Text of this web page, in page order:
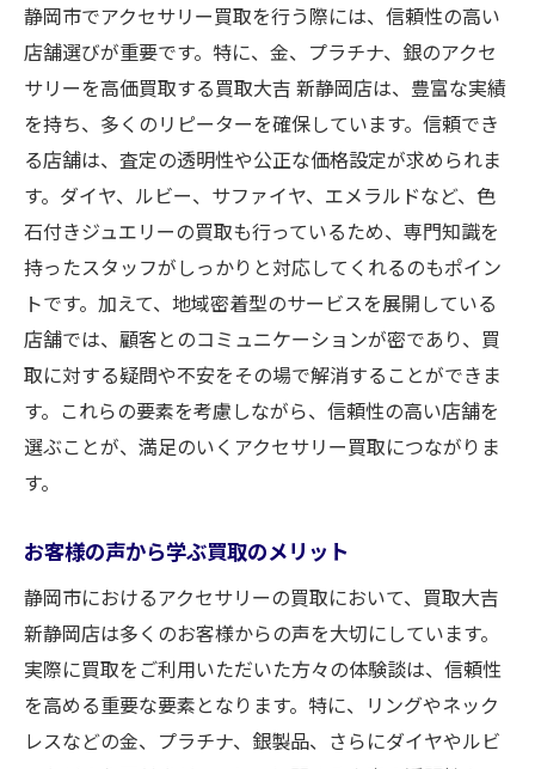
新しいジュエリー購入の資金にする方法
思い出の品を活かす新しいスタイル
プロの査定を受けることで得られる安心
アクセサリーを売るタイミングの見極め
買取大吉新静岡店でのアクセサリー査定プロセ
スを詳解
初めての方でも安心の査定手順
迅速かつ丁寧な査定サービスの流れ
査定の透明性を保つための取り組み
買取成立までのステップを分かりやすく
お客様の不安を解消する相談窓口
査定後のフォローアップ体制
ド
今注目されているデザインと素材
高値で売るための最新情報を得る方法
古いアクセサリーが注目される理由
買取業界における新技術の導入事例
静岡市でアクセサリー買取を行う際には、信頼性の高い
店舗選びが重要です。特に、金、プラチナ、銀のアクセ
サリーを高価買取する買取大吉 新静岡店は、豊富な実績
を持ち、多くのリピーターを確保しています。信頼でき
る店舗は、査定の透明性や公正な価格設定が求められま
す。ダイヤ、ルビー、サファイヤ、エメラルドなど、色
石付きジュエリーの買取も行っているため、専門知識を
持ったスタッフがしっかりと対応してくれるのもポイン
トです。加えて、地域密着型のサービスを展開している
店舗では、顧客とのコミュニケーションが密であり、買
取に対する疑問や不安をその場で解消することができま
す。これらの要素を考慮しながら、信頼性の高い店舗を
選ぶことが、満足のいくアクセサリー買取につながりま
す。
お客様の声から学ぶ買取のメリット
静岡市におけるアクセサリーの買取において、買取大吉
新静岡店は多くのお客様からの声を大切にしています。
実際に買取をご利用いただいた方々の体験談は、信頼性
を高める重要な要素となります。特に、リングやネック
レスなどの金、プラチナ、銀製品、さらにダイヤやルビ